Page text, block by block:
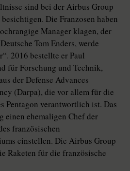
sind bei der Airbus Group
Die Franzosen haben
Manager klagen, der
Tom Enders, werde
2016 bestellte er Paul
für Forschung und Technik,
der Defense Advances
(Darpa), die vor allem für die
Pentagon verantwortlich ist. Das
einen ehemaligen Chef der
französischen
einstellen. Die Airbus Group
Raketen für die französische